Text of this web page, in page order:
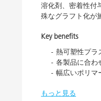
溶化剤、密着性付
殊なグラフト化が
Key benefits
熱可塑性プラ
各製品に合わ
幅広いポリマ
もっと見る